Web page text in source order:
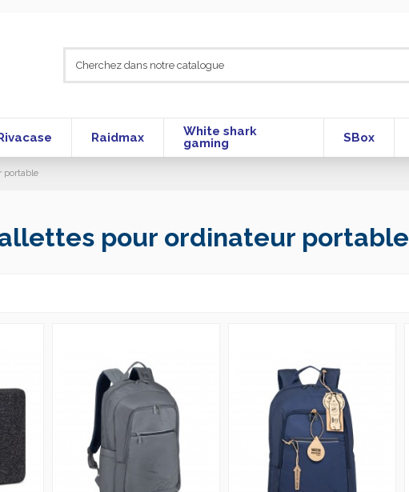
Raidmax
White shark
gaming
SBox
portable
pour ordinateur portable